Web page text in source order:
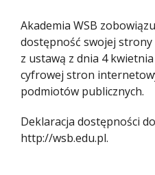
Dostępność
w Jaworznie
Dostępność
w Jaworznie - Punkt
Dostępność
w Gliwicach
Dzień Seniora
2026
Gala
Koncert z okazji
Koncert z
Akademia WSB
dostępność swojej strony
z ustawą z dnia 4
cyfrowej stron
podmiotów publicznych.
Deklaracja dostępności
http://wsb.edu.pl.